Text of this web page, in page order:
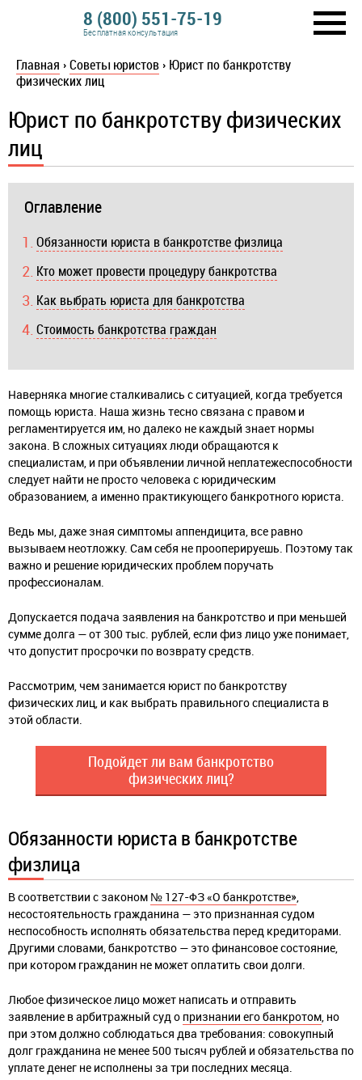
8 (800) 551-75-19
Бесплатная консультация
Главная ›Советы юристов › Юрист по банкротству
физических лиц
Юрист по банкротству физических
лиц
Оглавление
Обязанности юриста в банкротстве физлица
Кто может провести процедуру банкротства
Как выбрать юриста для банкротства
Стоимость банкротства граждан
Наверняка многие сталкивались с ситуацией, когда требуется
помощь юриста. Наша жизнь тесно связана с правом и
регламентируется им, но далеко не каждый знает нормы
закона. В сложных ситуациях люди обращаются к
специалистам, и при объявлении личной неплатежеспособности
следует найти не просто человека с юридическим
образованием, а именно практикующего банкротного юриста.
Ведь мы, даже зная симптомы аппендицита, все равно
вызываем неотложку. Сам себя не прооперируешь. Поэтому так
важно и решение юридических проблем поручать
профессионалам.
Допускается подача заявления на банкротство и при меньшей
сумме долга — от 300 тыс. рублей, если физ лицо уже понимает,
что допустит просрочки по возврату средств.
Рассмотрим, чем занимается юрист по банкротству
физических лиц, и как выбрать правильного специалиста в
этой области.
Подойдет ли вам банкротство
физических лиц?
Обязанности юриста в банкротстве
физлица
В соответствии с законом № 127-ФЗ «О банкротстве»,
несостоятельность гражданина — это признанная судом
неспособность исполнять обязательства перед кредиторами.
Другими словами, банкротство — это финансовое состояние,
при котором гражданин не может оплатить свои долги.
Любое физическое лицо может написать и отправить
заявление в арбитражный суд о признании его банкротом, но
при этом должно соблюдаться два требования: совокупный
долг гражданина не менее 500 тысяч рублей и обязательства по
уплате денег не исполнены за три последних месяца.